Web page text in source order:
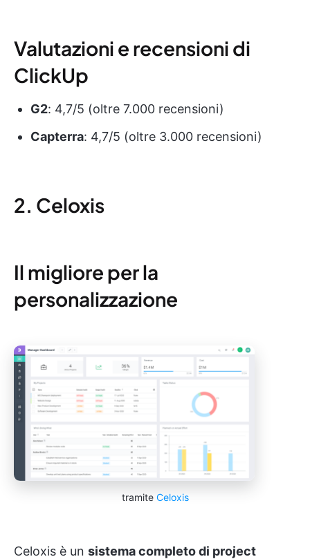
Valutazioni e recensioni di
ClickUp
G2: 4,7/5 (oltre 7.000 recensioni)
Capterra: 4,7/5 (oltre 3.000 recensioni)
2. Celoxis
Il migliore per la
personalizzazione
tramite Celoxis
Celoxis è un sistema completo di project